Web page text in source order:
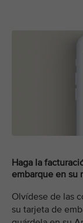
Haga la
embarque en su
Olvídese de las
su tarjeta de